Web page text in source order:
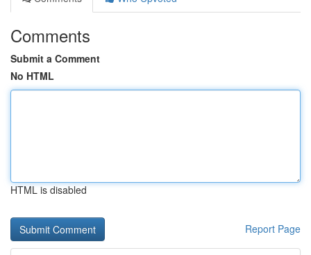
Comments
Submit a Comment
No HTML
HTML is disabled
Report Page